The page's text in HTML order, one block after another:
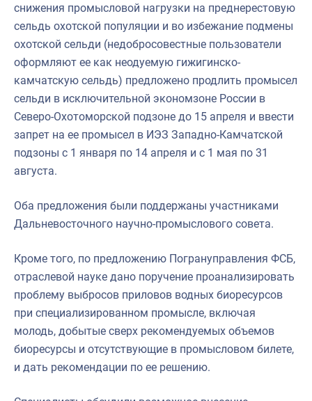
снижения промысловой нагрузки на преднерестовую
сельдь охотской популяции и во избежание подмены
охотской сельди (недобросовестные пользователи
оформляют ее как неодуемую гижигинско-
камчатскую сельдь) предложено продлить промысел
сельди в исключительной экономзоне России в
Северо-Охотоморской подзоне до 15 апреля и ввести
запрет на ее промысел в ИЭЗ Западно-Камчатской
подзоны с 1 января по 14 апреля и с 1 мая по 31
августа.
Оба предложения были поддержаны участниками
Дальневосточного научно-промыслового совета.
Кроме того, по предложению Погрануправления ФСБ,
отраслевой науке дано поручение проанализировать
проблему выбросов приловов водных биоресурсов
при специализированном промысле, включая
молодь, добытые сверх рекомендуемых объемов
биоресурсы и отсутствующие в промысловом билете,
и дать рекомендации по ее решению.